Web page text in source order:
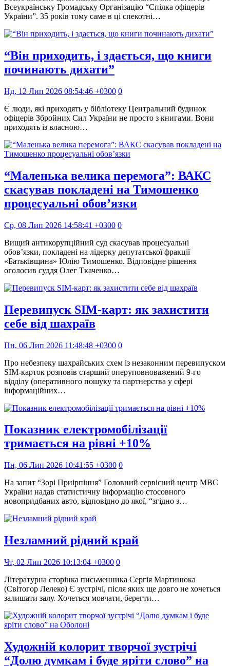
Всеукраїнську Громадську Організацію “Спілка офіцерів
України”. 35 років тому саме в ці спекотні…
“Він приходить, і здається, що книги
починають дихати”
Нд, 12 Лип 2026 08:54:46 +0300 0
Є люди, які приходять у бібліотеку Центральний будинок
офіцерів Збройних Cил України не просто з книгами. Вони
приходять із власною…
“Маленька велика перемога”: ВАКС
скасував покладені на Тимошенко
процесуальні обов’язки
Ср, 08 Лип 2026 14:58:41 +0300 0
Вищий антикорупційний суд скасував процесуальні
обов’язки, покладені на лідерку депутатської фракції
«Батьківщина» Юлію Тимошенко. Відповідне рішення
оголосив суддя Олег Ткаченко…
Перевипуск SIM-карт: як захистити
себе від шахраїв
Пн, 06 Лип 2026 11:48:48 +0300 0
Про небезпеку шахрайських схем із незаконним перевипуском
SIM-карток розповів старший оперуповноважений 9-го
відділу (оперативного пошуку та партнерства у сфері
інформаційних…
Показник електромобілізації
тримається на рівні +10%
Пн, 06 Лип 2026 10:41:55 +0300 0
На запит “Зорі Приірпіння” Головний сервісний центр МВС
України надав статистичну інформацію стосовного
новопридбаних авто, відповідно до якої, “згідно з…
Незламний рідний край
Чт, 02 Лип 2026 10:13:04 +0300 0
Літературна сторінка письменника Сергія Мартинюка
(Світогор Лелеко) Є зустрічі, після яких ще довго не хочеться
залишати залу. Хочеться мовчати, берегти…
Художній колорит творчої зустрічі
“Долю думкам і буде яріти слово” на